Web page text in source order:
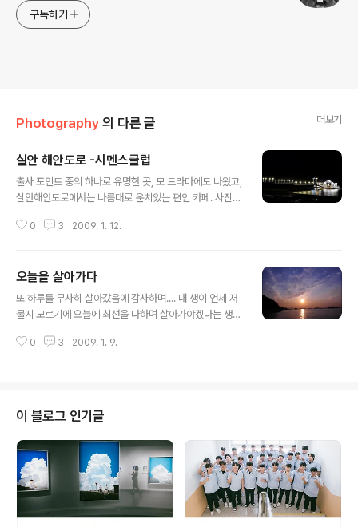
구독하기
Photography 의 다른 글 더보기
실안 해안도로 -시멘스클럽
출사 포인트 중의 하나로 유명한 곳, 모 드라마에도 나왔고,
실안해안도로에서는 나름대로 운치있는 편인 카페. 사진
고 모두 실패다 ㅠ_ㅠ 설날에 모두들 데리고 가서 다시 도
0 3 2009. 1. 12.
오늘을 살아가다
또 하루를 무사히 살아갔음에 감사하며.... 내 생이 언제 저
물지 모르기에 오늘에 최선을 다하며 살아가야겠다는 생각
여요. 그 모두가 소중한 동행이었음을.
0 3 2009. 1. 9.
이 블로그 인기글